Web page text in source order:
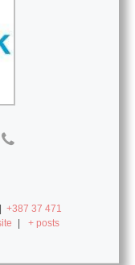
| +387 37 471
| + posts